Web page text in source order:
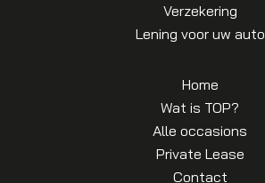
Verzekering
Lening voor uw auto
Home
Wat is TOP?
Alle occasions
Private Lease
Contact